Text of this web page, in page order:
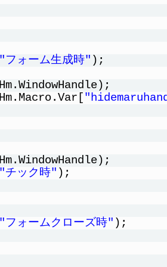
"フォーム生成時" );
"チック時" );
"フォームクローズ時" );